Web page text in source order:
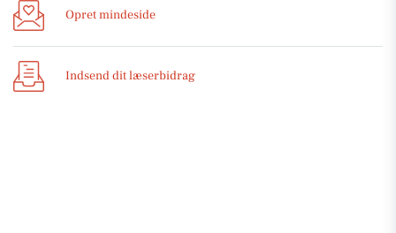
Opret mindeside
Indsend dit læserbidrag